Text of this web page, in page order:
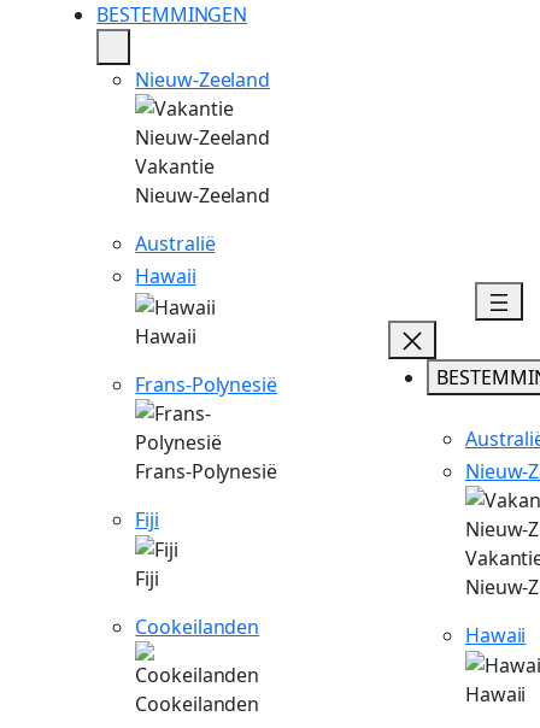
BESTEMMINGEN
Nieuw-Zeeland
Vakantie
Nieuw-Zeeland
Australië
Hawaii
Hawaii
Frans-Polynesië
Frans-Polynesië
Fiji
Fiji
Cookeilanden
Cookeilanden
Nieuw-
Nieuw-
Hawaii
Hawaii